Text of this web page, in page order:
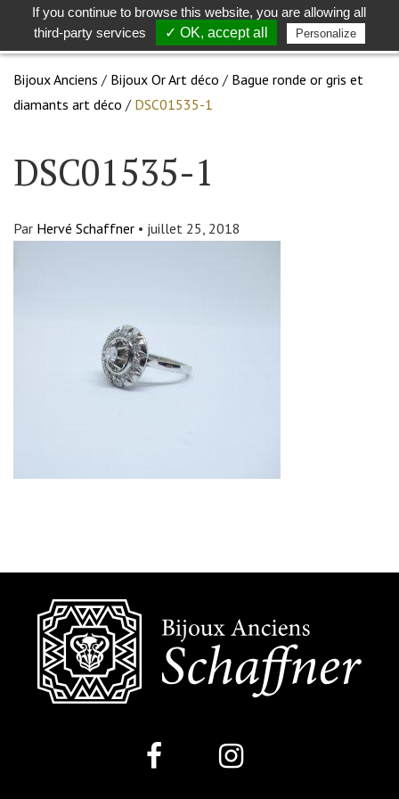
Toggle
search
Bijoux Anciens / Bijoux Or Art déco / Bague ronde or gris et
diamants art déco / DSC01535-1
DSC01535-1
Par Hervé Schaffner • juillet 25, 2018
If you continue to browse this website, you are allowing all
third-party services
✓ OK, accept all Personalize